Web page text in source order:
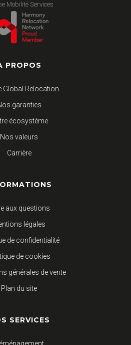
Mobilité Services
PROPOS
Global Relocation
garanties
écosystème
Nos valeurs
Carrière
aux questions
légales
de confidentialité
de cookies
générales de vente
Plan du site
SERVICES